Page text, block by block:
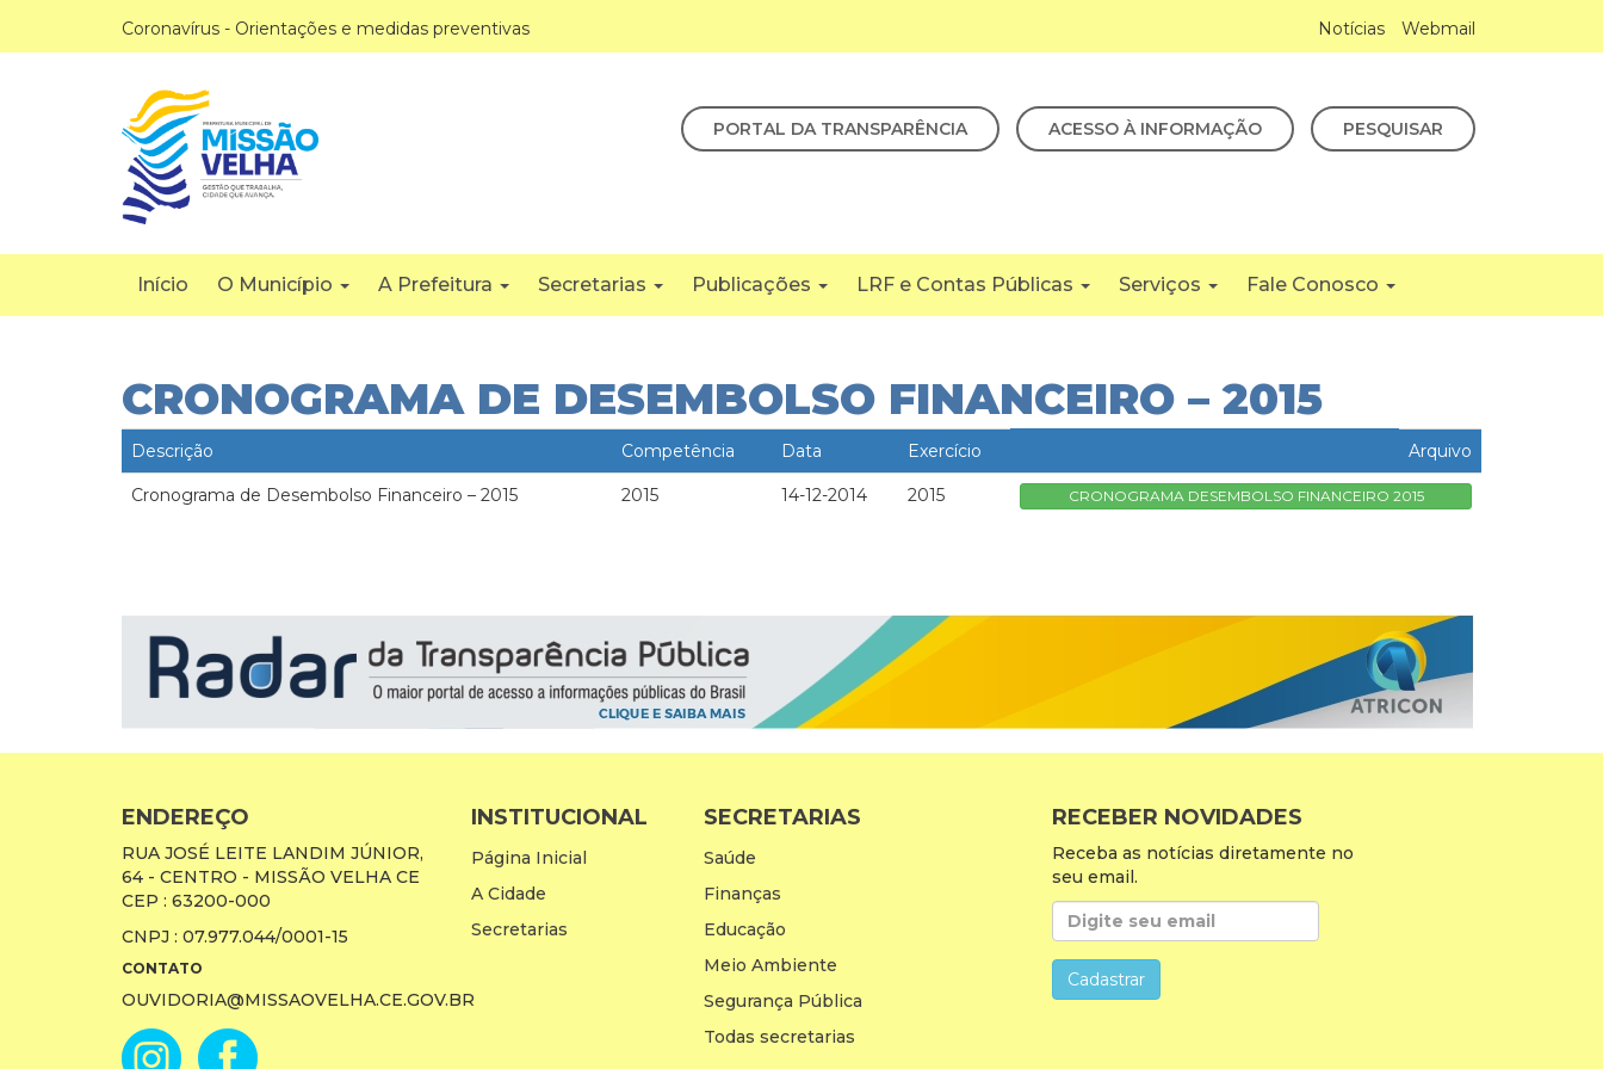
Coronavírus - Orientações e medidas preventivas Notícias Webmail
PORTAL DA TRANSPARÊNCIA ACESSO À INFORMAÇÃO PESQUISAR
Início O Município A Prefeitura Secretarias Publicações LRF e Contas Públicas Serviços Fale Conosco
CRONOGRAMA DE DESEMBOLSO FINANCEIRO – 2015
Descrição Competência Data Exercício Arquivo
Cronograma de Desembolso Financeiro – 2015 2015 14-12-2014 2015 CRONOGRAMA DESEMBOLSO FINANCEIRO 2015
ENDEREÇO
RUA JOSÉ LEITE LANDIM JÚNIOR,
64 - CENTRO - MISSÃO VELHA CE
CEP : 63200-000
CNPJ : 07.977.044/0001-15
CONTATO
OUVIDORIA@MISSAOVELHA.CE.GOV.BR
INSTITUCIONAL
Página Inicial
A Cidade
Secretarias
SECRETARIAS
Saúde
Finanças
Educação
Meio Ambiente
Segurança Pública
Todas secretarias
RECEBER NOVIDADES
Receba as notícias diretamente no
seu email.